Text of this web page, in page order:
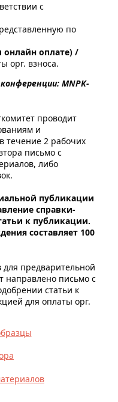
с
по
оплате) /
орг. взноса.
MNPK-
проводит
и
течение 2 рабочих
письмо с
либо
публикации
справки-
к публикации.
составляет 100
предварительной
направлено письмо с
статьи к
для оплаты орг.